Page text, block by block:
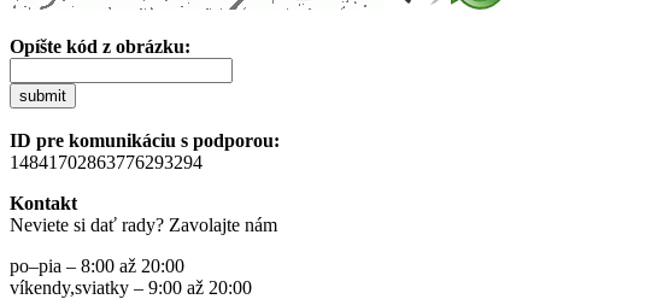
Opíšte kód z obrázku:
submit
ID pre komunikáciu s podporou:
14841702863776293294
Kontakt
Neviete si dať rady? Zavolajte nám
po–pia – 8:00 až 20:00
víkendy,sviatky – 9:00 až 20:00